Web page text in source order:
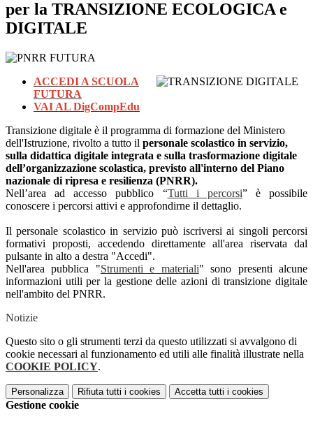
per la TRANSIZIONE ECOLOGICA e
DIGITALE
ACCEDI A SCUOLA
FUTURA
VAI AL DigCompEdu
Transizione digitale è il programma di formazione del Ministero
dell'Istruzione, rivolto a tutto il personale scolastico in servizio,
sulla didattica digitale integrata e sulla trasformazione digitale
dell’organizzazione scolastica, previsto all'interno del Piano
nazionale di ripresa e resilienza (PNRR).
Nell’area ad accesso pubblico “Tutti i percorsi” è possibile
conoscere i percorsi attivi e approfondirne il dettaglio.
Il personale scolastico in servizio può iscriversi ai singoli percorsi
formativi proposti, accedendo direttamente all'area riservata dal
pulsante in alto a destra "Accedi".
Nell'area pubblica "Strumenti e materiali" sono presenti alcune
informazioni utili per la gestione delle azioni di transizione digitale
nell'ambito del PNRR.
Notizie
Questo sito o gli strumenti terzi da questo utilizzati si avvalgono di
cookie necessari al funzionamento ed utili alle finalità illustrate nella
COOKIE POLICY.
Personalizza Rifiuta tutti i cookies Accetta tutti i cookies
Gestione cookie